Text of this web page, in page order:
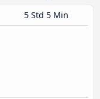
5 Std 5 Min